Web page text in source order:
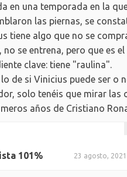
en una temporada en la
las piernas, se
tiene algo que no se
no se entrena, pero que es el
clave: tiene "raulina".
lo de si Vinicius puede ser o
solo tenéis que mirar las
años de Cristiano
101% 23 agosto,